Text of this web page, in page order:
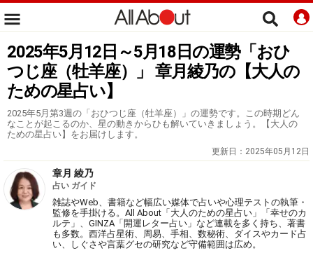
2025年5月12日～5月18日の運勢「おひ
つじ座（牡羊座）」 章月綾乃の【大人の
ための星占い】
2025年5月第3週の「おひつじ座（牡羊座）」の運勢です。この時期どん
なことが起こるのか、星の動きからひも解いていきましょう。【大人の
ための星占い】をお届けします。
更新日： 2025年05月12日
章月 綾乃
占い ガイド
雑誌やWeb、書籍など幅広い媒体で占いや心理テストの執筆・
監修を手掛ける。All About「大人のための星占い」「幸せのカ
ルテ」、GINZA「開運レター占い」など連載を多く持ち、著書
も多数。西洋占星術、周易、手相、数秘術、ダイスやカード占
い、しぐさや言葉グセの研究など守備範囲は広め。